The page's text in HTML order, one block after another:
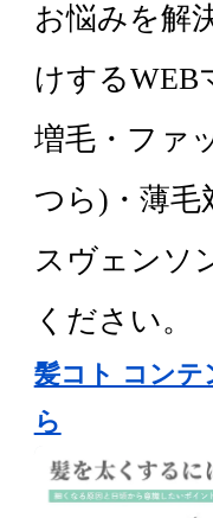
お悩みを解
けするWEB
増毛・ファ
つら)・薄毛
スヴェンソ
ください。
髪コト コンテ
ら